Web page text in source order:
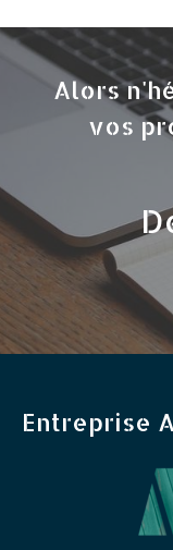
Alors
vos
Entreprise